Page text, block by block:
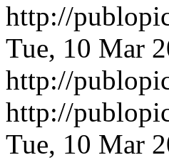
http://
Tue, 10 Mar
http://
http://
Tue, 10 Mar